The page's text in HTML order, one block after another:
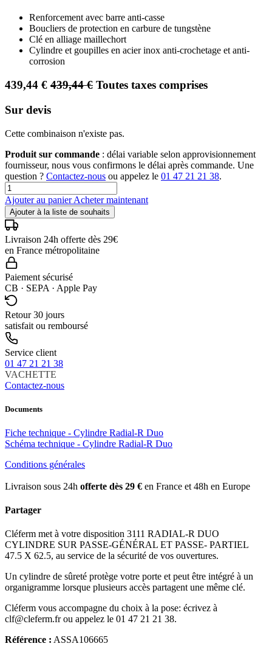
Renforcement avec barre anti-casse
Boucliers de protection en carbure de tungstène
Clé en alliage maillechort
Cylindre et goupilles en acier inox anti-crochetage et anti-
corrosion
439,44 € 439,44€ Toutes taxes comprises
Sur devis
Cette combinaison n'existe pas.
Produit sur commande : délai variable selon approvisionnement
fournisseur, nous vous confirmons le délai après commande. Une
question ? Contactez-nous ou appelez le 01 47 21 21 38.
Ajouter au panierAcheter maintenant
Ajouter à la liste de souhaits
Livraison 24h offerte dès 29€
en France métropolitaine
Paiement sécurisé
CB · SEPA · Apple Pay
Retour 30 jours
satisfait ou remboursé
Service client
01 47 21 21 38
VACHETTE
Contactez-nous
Documents
Fiche technique - Cylindre Radial-R Duo
Schéma technique - Cylindre Radial-R Duo
Conditions générales
Livraison sous 24h offerte dès 29 € en France et 48h en Europe
Partager
Cléferm met à votre disposition 3111 RADIAL-R DUO
CYLINDRE SUR PASSE-GÉNÉRAL ET PASSE- PARTIEL
47.5 X 62.5, au service de la sécurité de vos ouvertures.
Un cylindre de sûreté protège votre porte et peut être intégré à un
organigramme lorsque plusieurs accès partagent une même clé.
Cléferm vous accompagne du choix à la pose: écrivez à
clf@cleferm.fr ou appelez le 01 47 21 21 38.
Référence : ASSA106665